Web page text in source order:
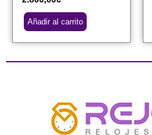
Añadir al carrito